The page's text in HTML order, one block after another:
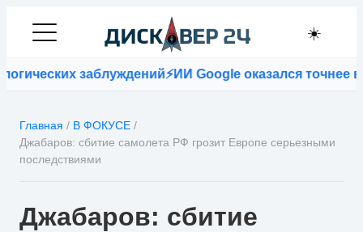
☀️
заблуждений⚡ИИ Google оказался точнее
Главная / В ФОКУСЕ /
Джабаров: сбитие самолета РФ грозит Европе серьезными
последствиями
Джабаров: сбитие